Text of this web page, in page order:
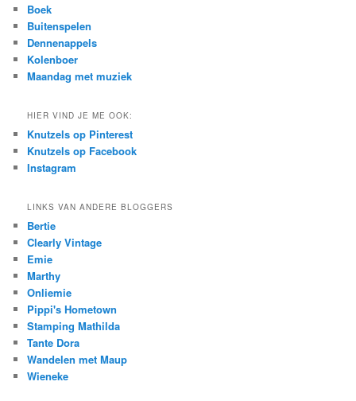
h
Boek
Buitenspelen
Dennenappels
Kolenboer
Maandag met muziek
HIER VIND JE ME OOK:
Knutzels op Pinterest
Knutzels op Facebook
Instagram
LINKS VAN ANDERE BLOGGERS
Bertie
Clearly Vintage
Emie
Marthy
Onliemie
Pippi's Hometown
Stamping Mathilda
Tante Dora
Wandelen met Maup
Wieneke